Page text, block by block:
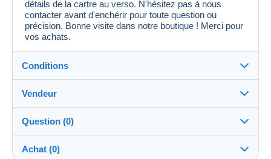
détails de la cartre au verso. N'hésitez pas à nous
contacter avant d'enchérir pour toute question ou
précision. Bonne visite dans notre boutique ! Merci pour
vos achats.
Conditions
Envoi après paiement dans les 5 jours
Vendeur
MondialCollection100%(36147x)
PRO
Question (0)
Achat (0)